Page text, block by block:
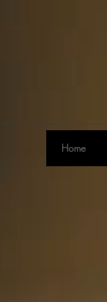
Home